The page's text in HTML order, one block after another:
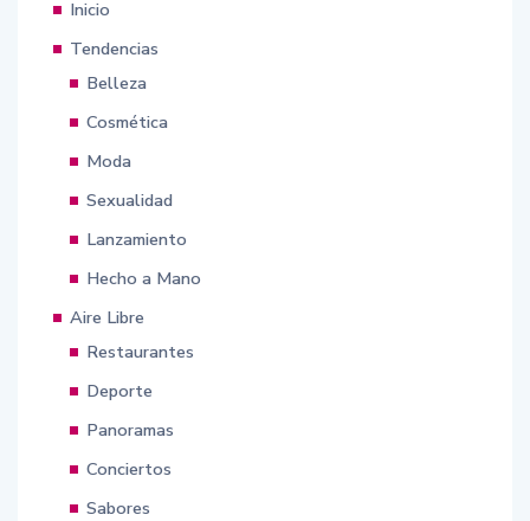
Inicio
Tendencias
Belleza
Cosmética
Moda
Sexualidad
Lanzamiento
Hecho a Mano
Aire Libre
Restaurantes
Deporte
Panoramas
Conciertos
Sabores